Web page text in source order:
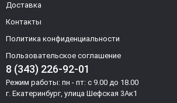
Доставка
Контакты
Политика конфиденциальности
Пользовательское соглашение
8 (343) 226-92-01
Режим работы: пн - пт: с 9.00 до 18.00
г. Екатеринбург, улица Шефская 3Ак1